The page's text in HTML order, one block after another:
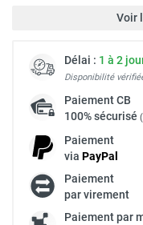
Voir
Délai : 1 à 2
Disponibilité
PaiementCB
100% sécurisé (
Paiement
via PayPal
Paiement
par virement
Paiement par